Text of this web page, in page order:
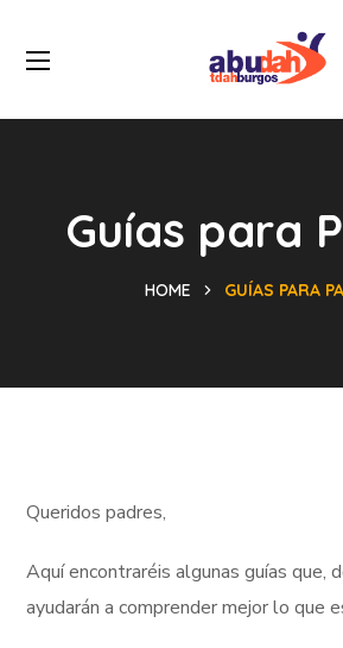
Guías para
HOME GUÍAS PARA
Queridos padres,
Aquí encontraréis algunas guías que,
ayudarán a comprender mejor lo que